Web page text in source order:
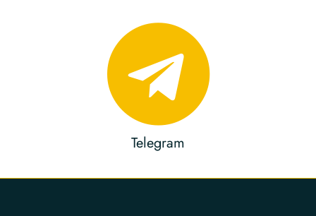
Telegram